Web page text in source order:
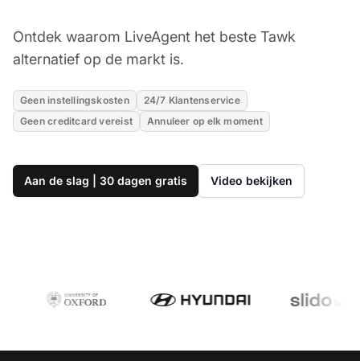
Ontdek waarom LiveAgent het beste Tawk
alternatief op de markt is.
Geen instellingskosten
24/7 Klantenservice
Geen creditcard vereist
Annuleer op elk moment
Aan de slag | 30 dagen gratis Video bekijken